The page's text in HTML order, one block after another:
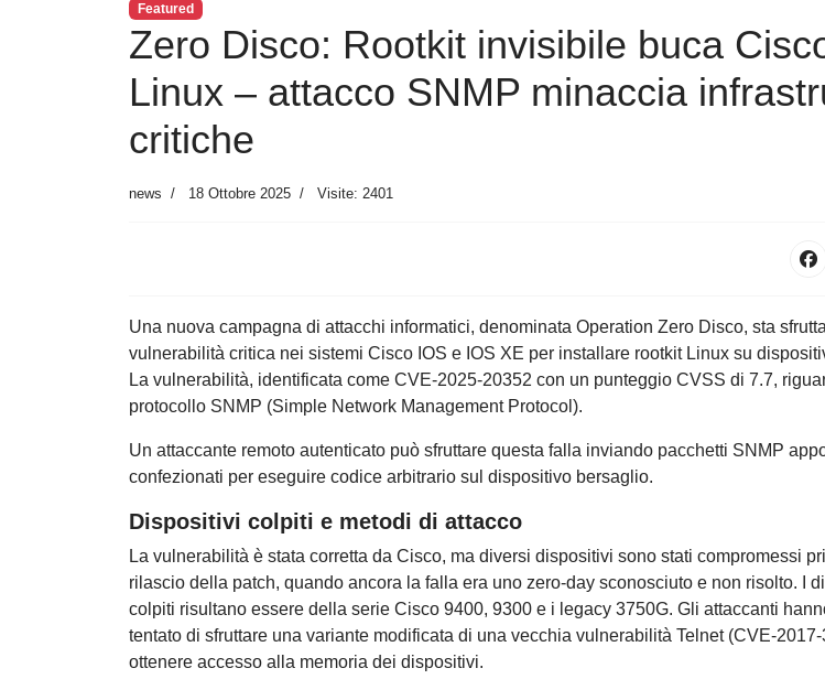
Featured
Zero Disco: Rootkit invisibile buca
Linux – attacco SNMP minaccia
critiche
news 18 Ottobre 2025 Visite: 2401
Una nuova campagna di attacchi informatici, denominata Operation Zero Disco, sta
vulnerabilità critica nei sistemi Cisco IOS e IOS XE per installare rootkit Linux su
La vulnerabilità, identificata come CVE-2025-20352 con un punteggio CVSS di 7.7,
protocollo SNMP (Simple Network Management Protocol).
Un attaccante remoto autenticato può sfruttare questa falla inviando pacchetti SNMP
confezionati per eseguire codice arbitrario sul dispositivo bersaglio.
Dispositivi colpiti e metodi di attacco
La vulnerabilità è stata corretta da Cisco, ma diversi dispositivi sono stati compromessi
rilascio della patch, quando ancora la falla era uno zero-day sconosciuto e non risolto. I
colpiti risultano essere della serie Cisco 9400, 9300 e i legacy 3750G. Gli attaccanti
tentato di sfruttare una variante modificata di una vecchia vulnerabilità Telnet (CVE-
ottenere accesso alla memoria dei dispositivi.